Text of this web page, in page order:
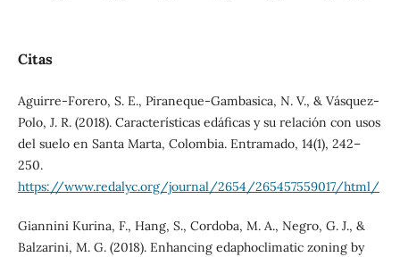
Citas
Aguirre-Forero, S. E., Piraneque-Gambasica, N. V., & Vásquez-
Polo, J. R. (2018). Características edáficas y su relación con usos
del suelo en Santa Marta, Colombia. Entramado, 14(1), 242–
250.
https://www.redalyc.org/journal/2654/265457559017/html/
Giannini Kurina, F., Hang, S., Cordoba, M. A., Negro, G. J., &
Balzarini, M. G. (2018). Enhancing edaphoclimatic zoning by